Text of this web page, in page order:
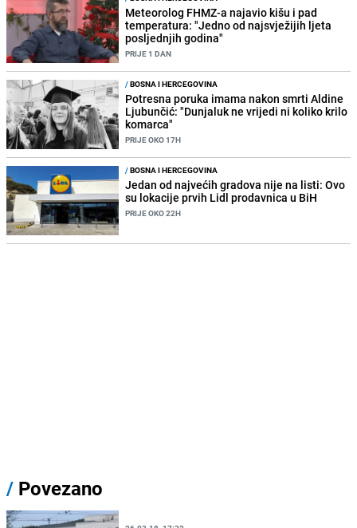
Meteorolog FHMZ-a najavio kišu i pad
temperatura: "Jedno od najsvježijih ljeta
posljednjih godina"
PRIJE 1 DAN
/BOSNA I HERCEGOVINA
Potresna poruka imama nakon smrti Aldine
Ljubunčić: "Dunjaluk ne vrijedi ni koliko krilo
komarca"
PRIJE OKO 17H
/BOSNA I HERCEGOVINA
Jedan od najvećih gradova nije na listi: Ovo
su lokacije prvih Lidl prodavnica u BiH
PRIJE OKO 22H
/ Povezano